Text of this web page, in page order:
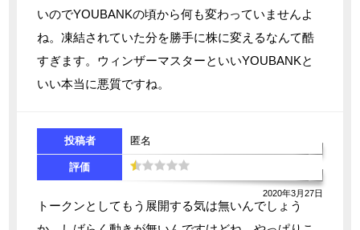
いのでYOUBANKの頃から何も変わっていませんよ
ね。凍結されていた分を勝手に株に変えるなんて酷
すぎます。ウィンザーマスターといいYOUBANKと
いい本当に悪質ですね。
投稿者 匿名
評価
2020年3月27日
トークンとしてもう展開する気は無いんでしょう